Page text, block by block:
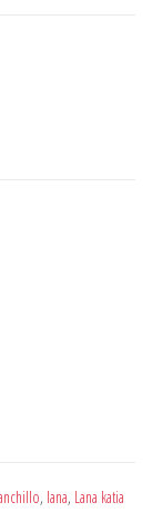
, lana, Lana katia